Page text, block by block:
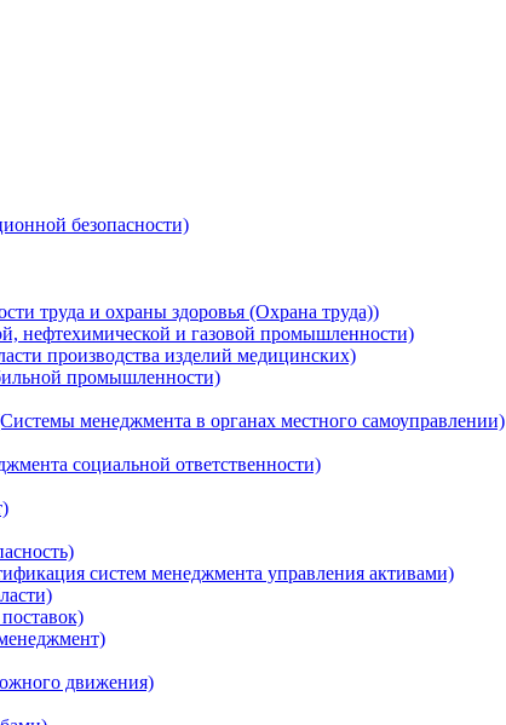
безопасности)
труда и охраны здоровья (Охрана труда))
нефтехимической и газовой промышленности)
производства изделий медицинских)
промышленности)
менеджмента в органах местного самоуправлении)
социальной ответственности)
систем менеджмента управления активами)
движения)